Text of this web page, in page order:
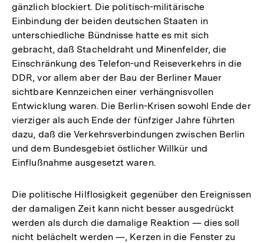
gänzlich blockiert. Die politisch-militärische
Einbindung der beiden deutschen Staaten in
unterschiedliche Bündnisse hatte es mit sich
gebracht, daß Stacheldraht und Minenfelder, die
Einschränkung des Telefon-und Reiseverkehrs in die
DDR, vor allem aber der Bau der Berliner Mauer
sichtbare Kennzeichen einer verhängnisvollen
Entwicklung waren. Die Berlin-Krisen sowohl Ende der
vierziger als auch Ende der fünfziger Jahre führten
dazu, daß die Verkehrsverbindungen zwischen Berlin
und dem Bundesgebiet östlicher Willkür und
Einflußnahme ausgesetzt waren.
Die politische Hilflosigkeit gegenüber den Ereignissen
der damaligen Zeit kann nicht besser ausgedrückt
werden als durch die damalige Reaktion — dies soll
nicht belächelt werden —, Kerzen in die Fenster zu